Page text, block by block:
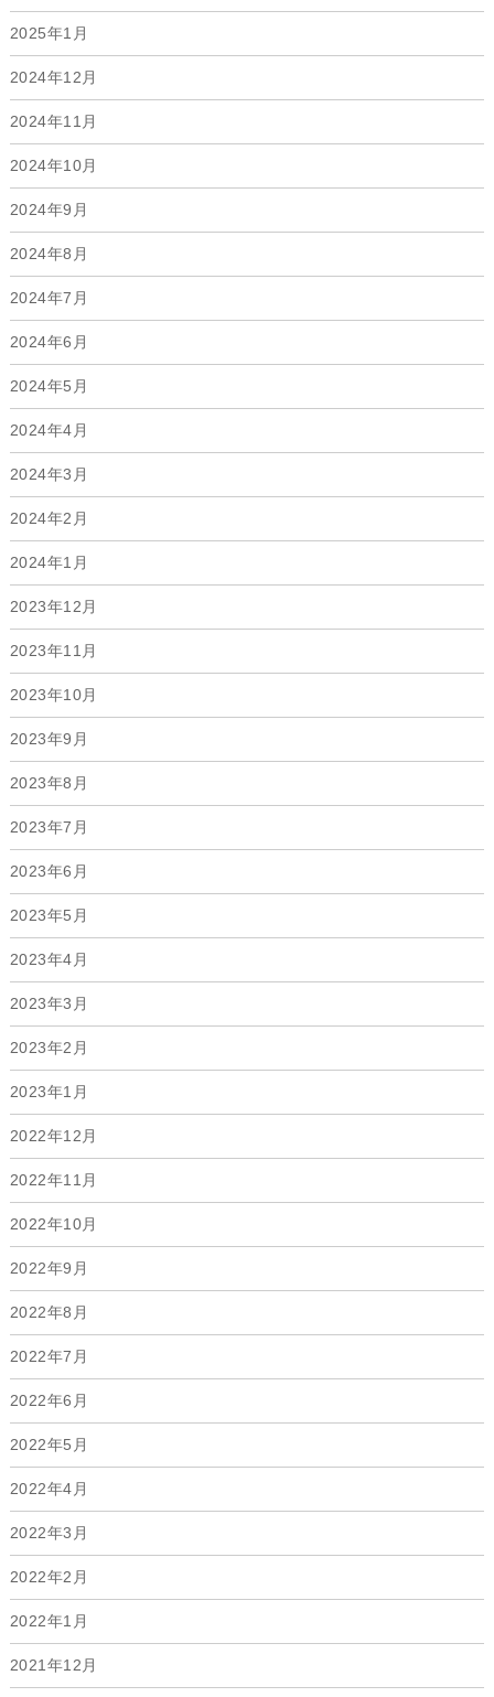
2025年1月
2024年12月
2024年11月
2024年10月
2024年9月
2024年8月
2024年7月
2024年6月
2024年5月
2024年4月
2024年3月
2024年2月
2024年1月
2023年12月
2023年11月
2023年10月
2023年9月
2023年8月
2023年7月
2023年6月
2023年5月
2023年4月
2023年3月
2023年2月
2023年1月
2022年12月
2022年11月
2022年10月
2022年9月
2022年8月
2022年7月
2022年6月
2022年5月
2022年4月
2022年3月
2022年2月
2022年1月
2021年12月